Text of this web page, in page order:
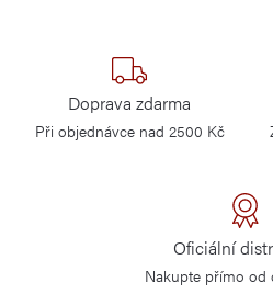
Doprava zdarma
Při objednávce nad 2500 Kč
Oficiální
Nakupte přímo od